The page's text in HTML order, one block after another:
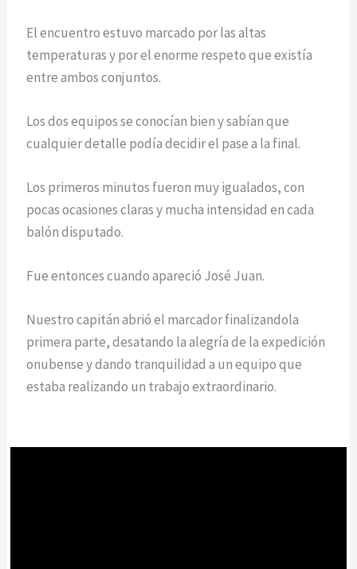
El encuentro estuvo marcado por las altas
temperaturas y por el enorme respeto que existía
entre ambos conjuntos.
Los dos equipos se conocían bien y sabían que
cualquier detalle podía decidir el pase a la final.
Los primeros minutos fueron muy igualados, con
pocas ocasiones claras y mucha intensidad en cada
balón disputado.
Fue entonces cuando apareció José Juan.
Nuestro capitán abrió el marcador finalizandola
primera parte, desatando la alegría de la expedición
onubense y dando tranquilidad a un equipo que
estaba realizando un trabajo extraordinario.